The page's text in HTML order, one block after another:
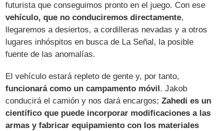
futurista que conseguimos pronto en el juego. Con ese
vehículo, que no conduciremos directamente,
llegaremos a desiertos, a cordilleras nevadas y a otros
lugares inhóspitos en busca de La Señal, la posible
fuente de las anomalías.
El vehículo estará repleto de gente y, por tanto,
funcionará como un campamento móvil . Jakob
conducirá el camión y nos dará encargos;Zahedi es un
científico que puede incorporar modificaciones a las
armas y fabricar equipamiento con los materiales